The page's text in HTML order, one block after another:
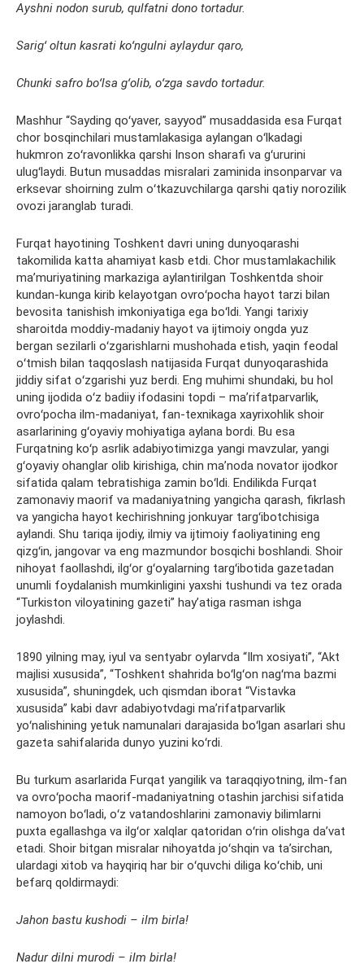
Ayshni nodon surub, qulfatni dono tortadur.
Sarigʻ oltun kasrati koʻngulni aylaydur qaro,
Chunki safro boʻlsa gʻolib, oʻzga savdo tortadur.
Mashhur “Sayding qoʻyaver, sayyod” musaddasida esa Furqat
chor bosqinchilari mustamlakasiga aylangan oʻlkadagi
hukmron zoʻravonlikka qarshi Inson sharafi va gʻururini
ulugʻlaydi. Butun musaddas misralari zaminida insonparvar va
erksevar shoirning zulm oʻtkazuvchilarga qarshi qatiy norozilik
ovozi jaranglab turadi.
Furqat hayotining Toshkent davri uning dunyoqarashi
takomilida katta ahamiyat kasb etdi. Chor mustamlakachilik
maʼmuriyatining markaziga aylantirilgan Toshkentda shoir
kundan-kunga kirib kelayotgan ovroʻpocha hayot tarzi bilan
bevosita tanishish imkoniyatiga ega boʻldi. Yangi tarixiy
sharoitda moddiy-madaniy hayot va ijtimoiy ongda yuz
bergan sezilarli oʻzgarishlarni mushohada etish, yaqin feodal
oʻtmish bilan taqqoslash natijasida Furqat dunyoqarashida
jiddiy sifat oʻzgarishi yuz berdi. Eng muhimi shundaki, bu hol
uning ijodida oʻz badiiy ifodasini topdi – maʼrifatparvarlik,
ovroʻpocha ilm-madaniyat, fan-texnikaga xayrixohlik shoir
asarlarining gʻoyaviy mohiyatiga aylana bordi. Bu esa
Furqatning koʻp asrlik adabiyotimizga yangi mavzular, yangi
gʻoyaviy ohanglar olib kirishiga, chin maʼnoda novator ijodkor
sifatida qalam tebratishiga zamin boʻldi. Endilikda Furqat
zamonaviy maorif va madaniyatning yangicha qarash, fikrlash
va yangicha hayot kechirishning jonkuyar targʻibotchisiga
aylandi. Shu tariqa ijodiy, ilmiy va ijtimoiy faoliyatining eng
qizgʻin, jangovar va eng mazmundor bosqichi boshlandi. Shoir
nihoyat faollashdi, ilgʻor gʻoyalarning targʻibotida gazetadan
unumli foydalanish mumkinligini yaxshi tushundi va tez orada
“Turkiston viloyatining gazeti” hayʼatiga rasman ishga
joylashdi.
1890 yilning may, iyul va sentyabr oylarvda “Ilm xosiyati”, “Akt
majlisi xususida”, “Toshkent shahrida boʻlgʻon nagʻma bazmi
xususida”, shuningdek, uch qismdan iborat “Vistavka
xususida” kabi davr adabiyotvdagi maʼrifatparvarlik
yoʻnalishining yetuk namunalari darajasida boʻlgan asarlari shu
gazeta sahifalarida dunyo yuzini koʻrdi.
Bu turkum asarlarida Furqat yangilik va taraqqiyotning, ilm-fan
va ovroʻpocha maorif-madaniyatning otashin jarchisi sifatida
namoyon boʻladi, oʻz vatandoshlarini zamonaviy bilimlarni
puxta egallashga va ilgʻor xalqlar qatoridan oʻrin olishga daʼvat
etadi. Shoir bitgan misralar nihoyatda joʻshqin va taʼsirchan,
ulardagi xitob va hayqiriq har bir oʻquvchi diliga koʻchib, uni
befarq qoldirmaydi:
Jahon bastu kushodi – ilm birla!
Nadur dilni murodi – ilm birla!